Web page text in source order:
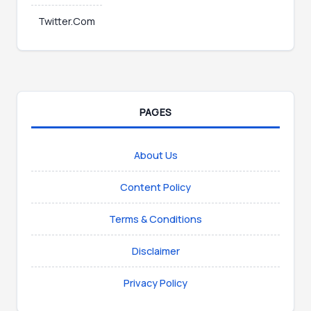
Twitter.Com
PAGES
About Us
Content Policy
Terms & Conditions
Disclaimer
Privacy Policy